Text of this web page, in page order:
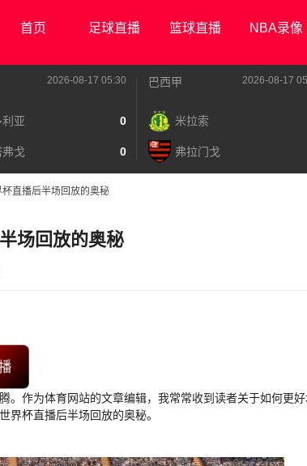
首页 足球直播 篮球直播 NBA录像
2026-08-17 05:30
亚 0
戈 0
巴西甲 2026-08-17
米拉索
弗拉门戈
直播后半场回放的奥秘
场回放的奥秘
。作为体育网站的文章编辑，我常常收到读者关于如何更
界杯直播后半场回放的奥秘。